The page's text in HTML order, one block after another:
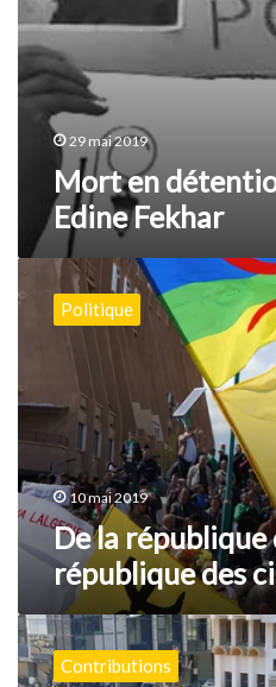
29 mai 2019
Mort en
Edine Fekhar
la
république
à
république
des
citoyens
Politique
10 mai 2019
De la république
république des
Libérez
l’Algérie
!
Contributions